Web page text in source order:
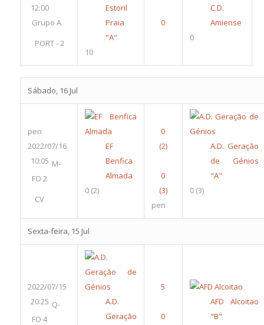
12:00
Grupo A
PORT - 2
Estoril
Praia
"A"
10
C.D.
Amiense
0
Sábado, 16 Jul
pen
2022/07/16
10:05 M-
FO 2
CV
EF
Benfica
Almada
0 (2)
pen
A.D. Geração
de Génios
"A"
0 (3)
Sexta-feira, 15 Jul
2022/07/15
20:25 Q-
FO 4
A.D.
Geração
AFD Alcoitao
"B"